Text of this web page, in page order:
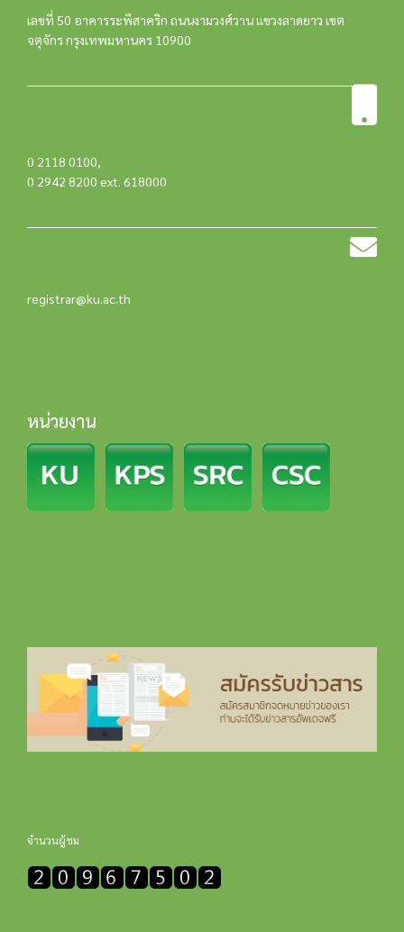
เลขที่ 50 อาคารระพีสาคริก ถนนงามวงศ์วาน แขวงลาดยาว เขต
จตุจักร กรุงเทพมหานคร 10900
0 2118 0100,
0 2942 8200 ext. 618000
registrar@ku.ac.th
หน่วยงาน
จำนวนผู้ชม